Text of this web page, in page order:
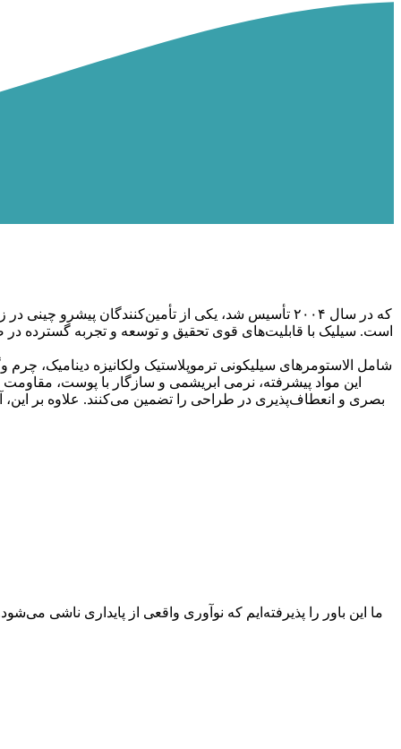
است. سیلیک با قابلیت‌های قوی تحقیق و توسعه و تجربه گسترده
این مواد پیشرفته، نرمی ابریشمی و سازگار با پوست،
بصری و انعطاف‌پذیری در طراحی را تضمین می‌کنند. علاوه بر